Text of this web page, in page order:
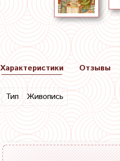
Характеристики
Тип Живопись
Отзывы